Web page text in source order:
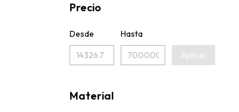
Precio
Desde Hasta
Aplicar
Material